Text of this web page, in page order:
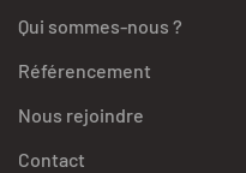
Qui sommes-nous ?
Référencement
Nous rejoindre
Contact